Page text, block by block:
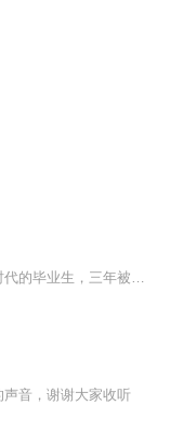
音，谢谢大家收听